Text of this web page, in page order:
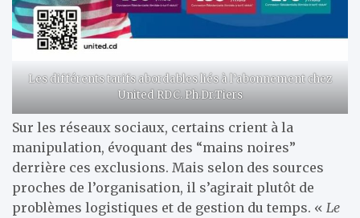
Les différents tarifs abordables liés à l’abonnement chez
United RDC. Ph.Dr.Tiers
Sur les réseaux sociaux, certains crient à la
manipulation, évoquant des “mains noires”
derrière ces exclusions. Mais selon des sources
proches de l’organisation, il s’agirait plutôt de
problèmes logistiques et de gestion du temps. « Le